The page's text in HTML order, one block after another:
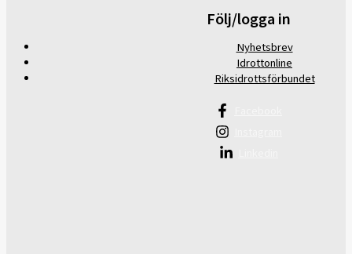
Följ/logga in
Nyhetsbrev
Idrottonline
Riksidrottsförbundet